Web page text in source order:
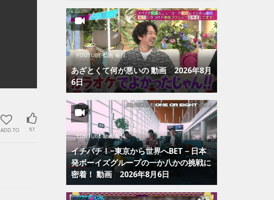
ADD TO 57
YOUTUBE 動画 毎日
あざとくて何が悪いの 動画 2026年8月
6日
YOUTUBE 動画 毎日
イチバチ！−東京から世界へBET－日本
発ボーイズグループの一か八かの挑戦に
密着！ 動画 2026年8月6日